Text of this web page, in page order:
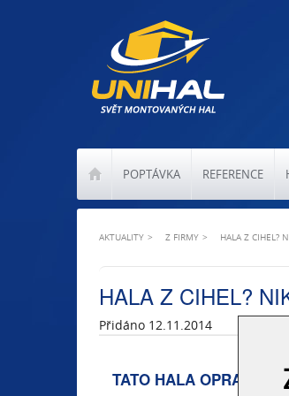
POPTÁVKA REFERENCE
AKTUALITY Z FIRMY HALA Z CIHEL?
HALA Z CIHEL?
Přidáno 12.11.2014
TATO HALA OPRAVDU